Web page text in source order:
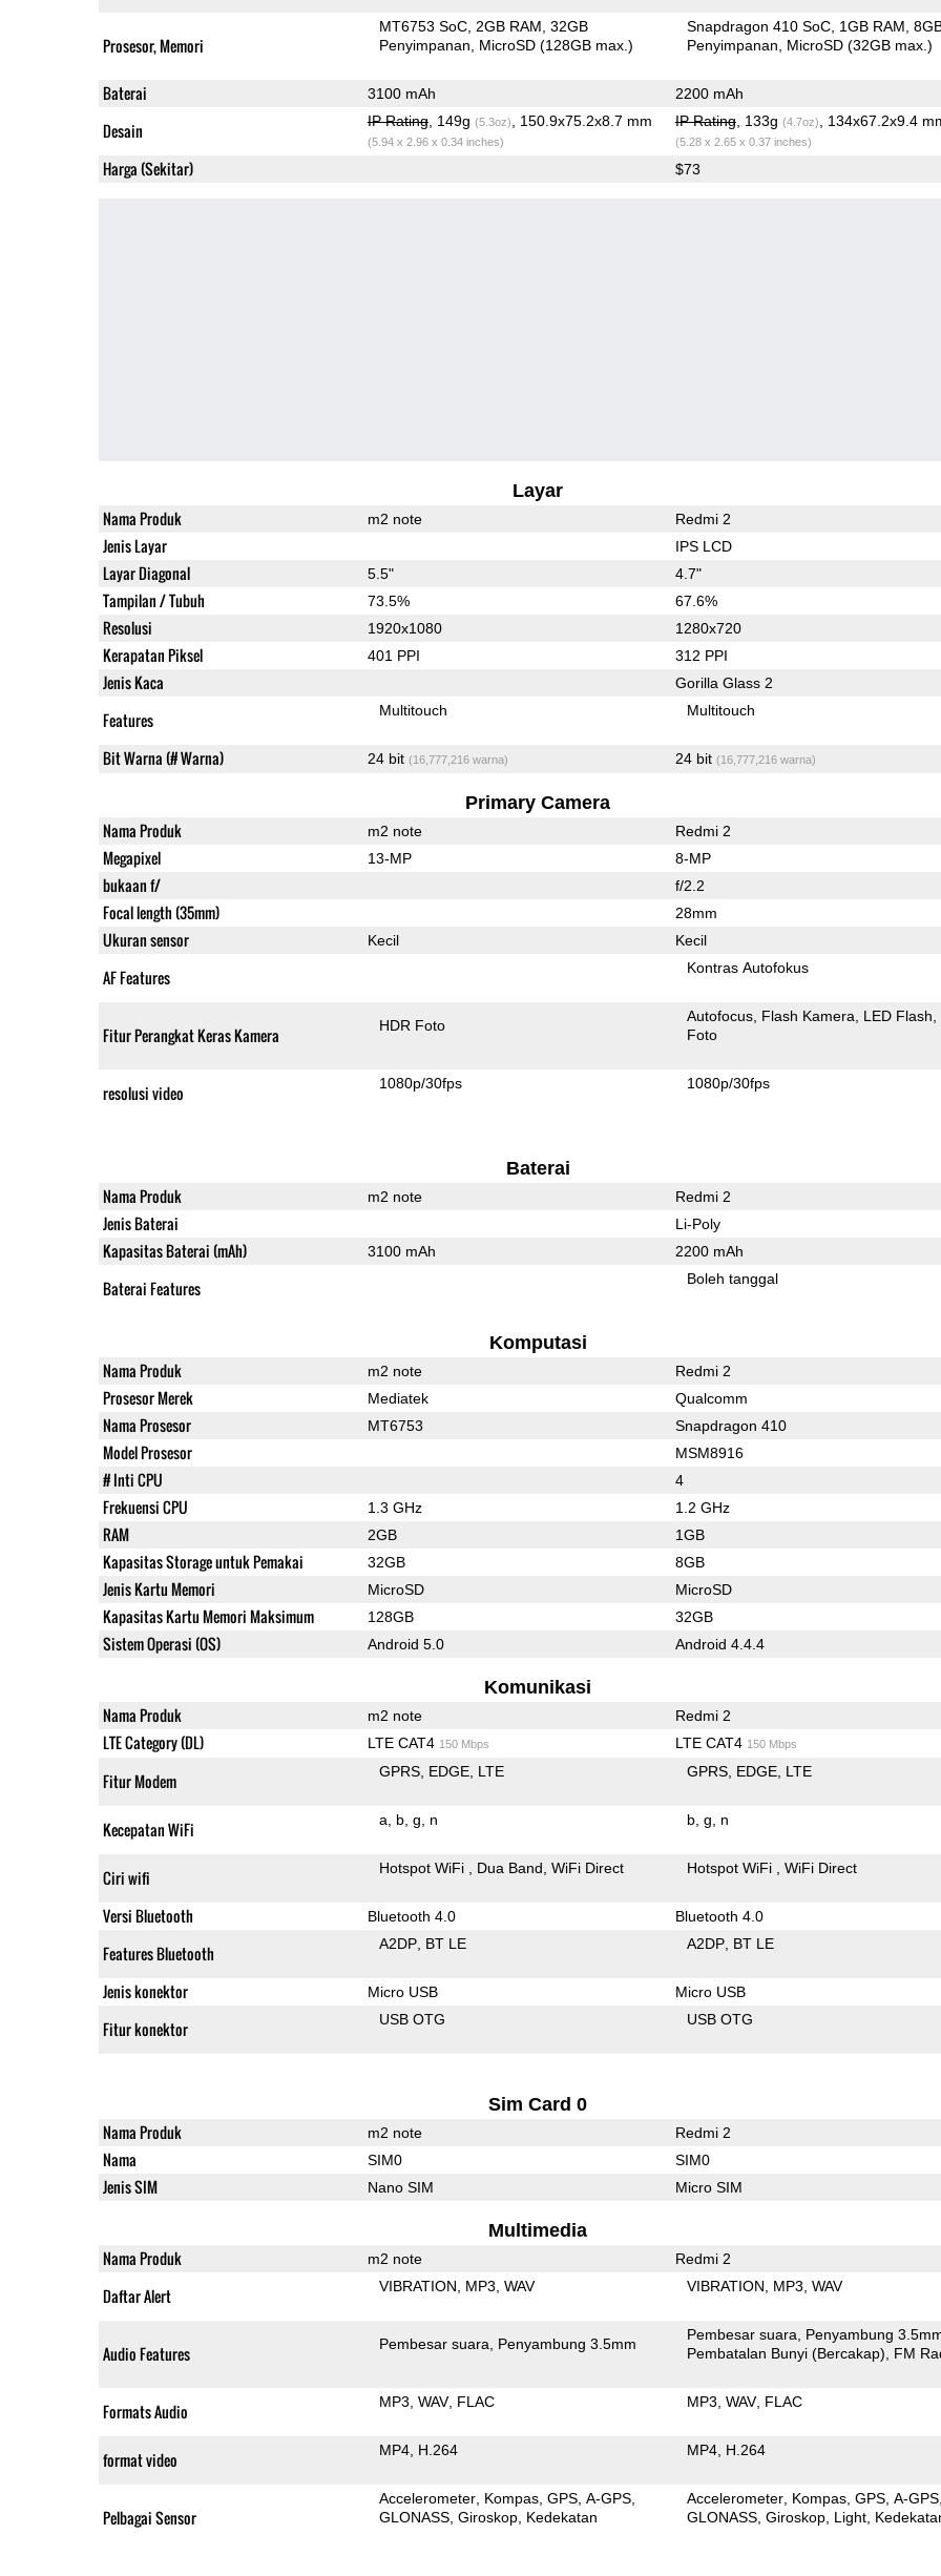
Prosesor, Memori
MT6753 SoC 2GB RAM 32GB
Penyimpanan
MicroSD (128GB max.)
Snapdragon 410 SoC 1GB RAM
Penyimpanan
MicroSD (32GB max.)
Baterai 3100 mAh 2200 mAh
Desain IP Rating, 149g (5.3oz) , 150.9x75.2x8.7 mm
(5.94 x 2.96 x 0.34 inches)
IP Rating, 133g (4.7oz) , 134x67.2x9.4
(5.28 x 2.65 x 0.37 inches)
Harga (Sekitar) $73
Layar
Nama Produk m2 note Redmi 2
Jenis Layar IPS LCD
Layar Diagonal 5.5" 4.7"
Tampilan / Tubuh 73.5% 67.6%
Resolusi 1920x1080 1280x720
Kerapatan Piksel 401 PPI 312 PPI
Jenis Kaca Gorilla Glass 2
Features Multitouch Multitouch
Bit Warna (# Warna) 24 bit (16,777,216 warna) 24 bit (16,777,216 warna)
Primary Camera
Nama Produk m2 note Redmi 2
Megapixel 13-MP 8-MP
bukaan f/ f/2.2
Focal length (35mm) 28mm
Ukuran sensor Kecil Kecil
AF Features Kontras Autofokus
Fitur Perangkat Keras Kamera HDR Foto
Autofocus Flash Kamera
LED Flash
Foto
resolusi video 1080p/30fps 1080p/30fps
Baterai
Nama Produk m2 note Redmi 2
Jenis Baterai Li-Poly
Kapasitas Baterai (mAh) 3100 mAh 2200 mAh
Baterai Features Boleh tanggal
Komputasi
Nama Produk m2 note Redmi 2
Prosesor Merek Mediatek Qualcomm
Nama Prosesor MT6753 Snapdragon 410
Model Prosesor MSM8916
# Inti CPU 4
Frekuensi CPU 1.3 GHz 1.2 GHz
RAM 2GB 1GB
Kapasitas Storage untuk Pemakai 32GB 8GB
Jenis Kartu Memori MicroSD MicroSD
Kapasitas Kartu Memori Maksimum 128GB 32GB
Sistem Operasi (OS) Android 5.0 Android 4.4.4
Komunikasi
Nama Produk m2 note Redmi 2
LTE Category (DL) LTE CAT4 150 Mbps LTE CAT4 150 Mbps
Fitur Modem GPRS EDGE LTE GPRS EDGE LTE
Kecepatan WiFi a b g n b g n
Ciri wifi Hotspot WiFi Dua Band WiFi Direct Hotspot WiFi WiFi Direct
Versi Bluetooth Bluetooth 4.0 Bluetooth 4.0
Features Bluetooth A2DP BT LE A2DP BT LE
Jenis konektor Micro USB Micro USB
Fitur konektor USB OTG USB OTG
Sim Card 0
Nama Produk m2 note Redmi 2
Nama SIM0 SIM0
Jenis SIM Nano SIM Micro SIM
Multimedia
Nama Produk m2 note Redmi 2
Daftar Alert VIBRATION MP3 WAV VIBRATION MP3 WAV
Audio Features Pembesar suara Penyambung 3.5mm
Pembesar suara
Penyambung
Pembatalan Bunyi (Bercakap)
FM
Formats Audio MP3 WAV FLAC MP3 WAV FLAC
format video MP4 H.264 MP4 H.264
Pelbagai Sensor
Accelerometer Kompas GPS A-GPS
GLONASS Giroskop Kedekatan
Accelerometer Kompas GPS A-GPS
GLONASS Giroskop Light